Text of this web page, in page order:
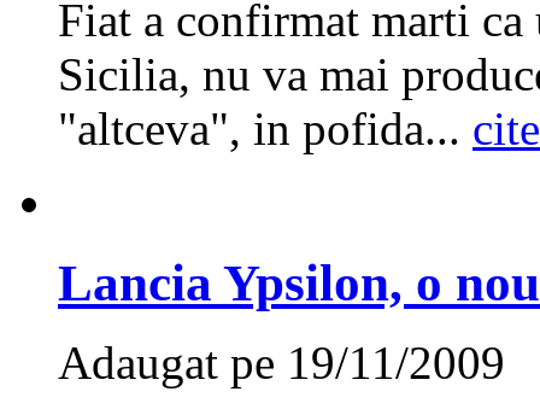
Fiat a confirmat marti
Sicilia, nu va mai
"altceva", in pofida...
Lancia Ypsilon, o
Adaugat pe 19/11/2009